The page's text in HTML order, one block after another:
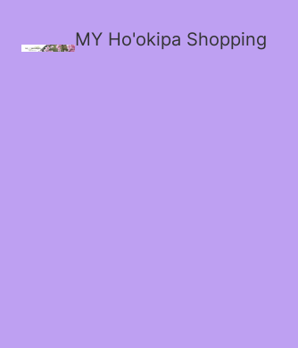
MY Ho'okipa Shopping